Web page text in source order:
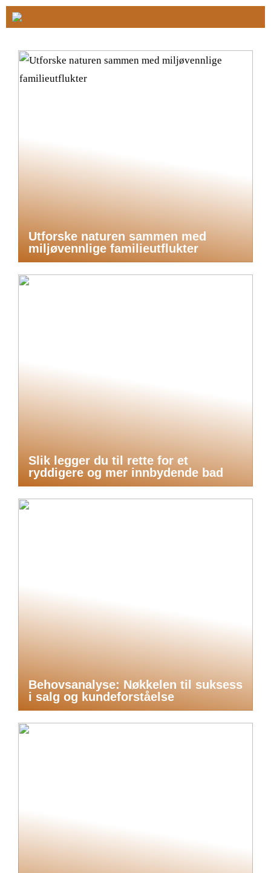
Utforske naturen sammen med
miljøvennlige familieutflukter
Slik legger du til rette for et
ryddigere og mer innbydende bad
Behovsanalyse: Nøkkelen til suksess
i salg og kundeforståelse